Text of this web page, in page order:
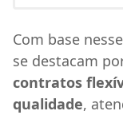
Com base
se destacam
contratos
qualidade,